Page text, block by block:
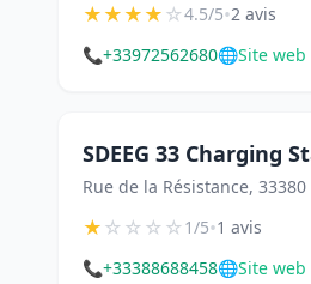
★★★★☆4.5/5•2 avis
📞+33972562680🌐Site web
SDEEG 33 Charging
Rue de la Résistance,
★☆☆☆☆1/5•1 avis
📞+33388688458🌐Site web